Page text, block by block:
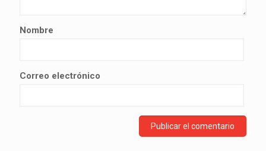
Nombre
Correo electrónico